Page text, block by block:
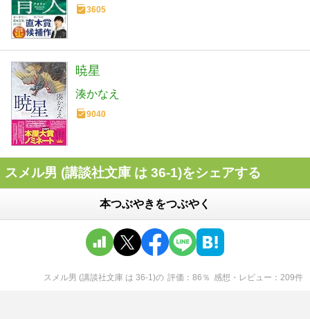
3605
暁星
湊かなえ
9040
スメル男 (講談社文庫 は 36-1)をシェアする
本つぶやきをつぶやく
スメル男 (講談社文庫 は 36-1)の 評価 86 ％ 感想・レビュー 209件